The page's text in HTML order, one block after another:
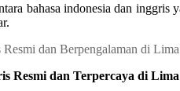
bahasa indonesia dan inggris
Resmi dan Terpercaya di